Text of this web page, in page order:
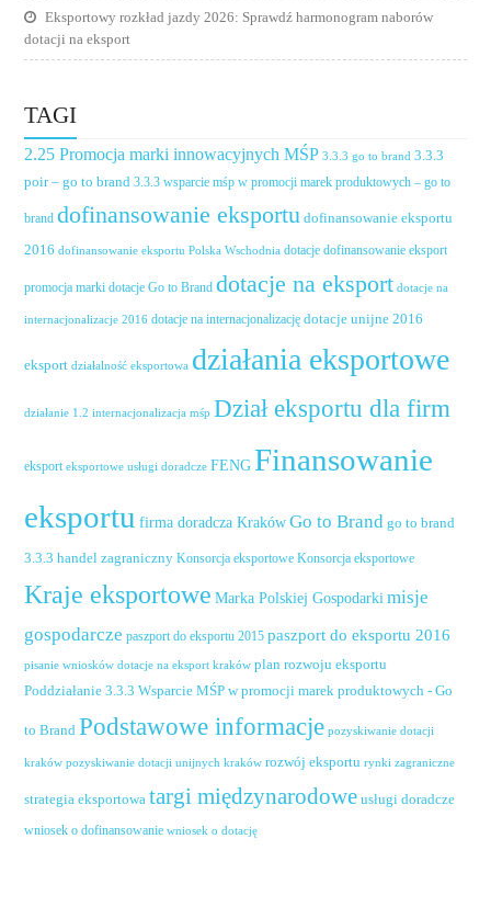
Eksportowy rozkład jazdy 2026: Sprawdź harmonogram naborów
dotacji na eksport
TAGI
2.25 Promocja marki innowacyjnych MŚP 3.3.3 go to brand 3.3.3
poir – go to brand 3.3.3 wsparcie mśp w promocji marek produktowych – go to
brand dofinansowanie eksportu dofinansowanie eksportu
2016 dofinansowanie eksportu Polska Wschodnia dotacje dofinansowanie eksport
promocja marki dotacje Go to Brand dotacje na eksport dotacje na
internacjonalizacje 2016 dotacje na internacjonalizację dotacje unijne 2016
eksport działalność eksportowa działania eksportowe
działanie 1.2 internacjonalizacja mśp Dział eksportu dla firm
eksport eksportowe usługi doradcze FENG Finansowanie
eksportu firma doradcza Kraków Go to Brand go to brand
3.3.3 handel zagraniczny Konsorcja eksportowe Konsorcja eksportowe
Kraje eksportowe Marka Polskiej Gospodarki misje
gospodarcze paszport do eksportu 2015 paszport do eksportu 2016
pisanie wniosków dotacje na eksport kraków plan rozwoju eksportu
Poddziałanie 3.3.3 Wsparcie MŚP w promocji marek produktowych - Go
to Brand Podstawowe informacje pozyskiwanie dotacji
kraków pozyskiwanie dotacji unijnych kraków rozwój eksportu rynki zagraniczne
strategia eksportowa targi międzynarodowe usługi doradcze
wniosek o dofinansowanie wniosek o dotację